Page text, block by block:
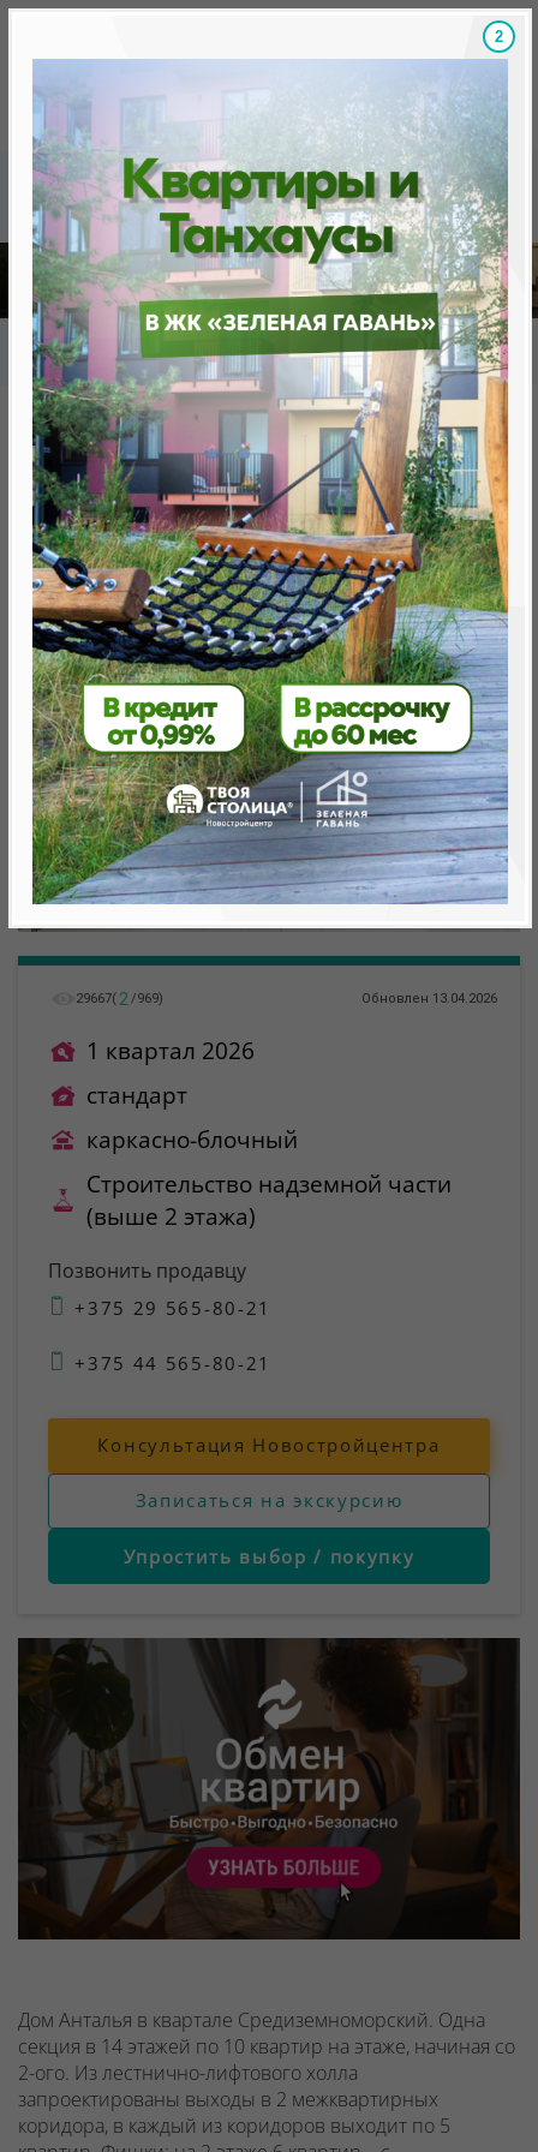
Скидки на новостройки, бонусы Готовые
Главная База новостроек Минска «Минск Мир»
7.12. "Анталья", квартал "Средиземноморский"
7.12. "Анталья", квартал
"Средиземноморский"
нет в продаже
Минск, Октябрьский, ул. Жореса Алферова
метро «Ковальская Слобода», 566 м
29667( 2 /969) Обновлен 13.04.2026
1 квартал 2026
стандарт
каркасно-блочный
Строительство надземной части
(выше 2 этажа)
Позвонить продавцу
+375 29 565-80-21
+375 44 565-80-21
Консультация Новостройцентра
Записаться на экскурсию
Упростить выбор / покупку
Дом Анталья в квартале Средиземноморский. Одна
секция в 14 этажей по 10 квартир на этаже, начиная со
2-ого. Из лестнично-лифтового холла
запроектированы выходы в 2 межквартирных
коридора, в каждый из коридоров выходит по 5
1